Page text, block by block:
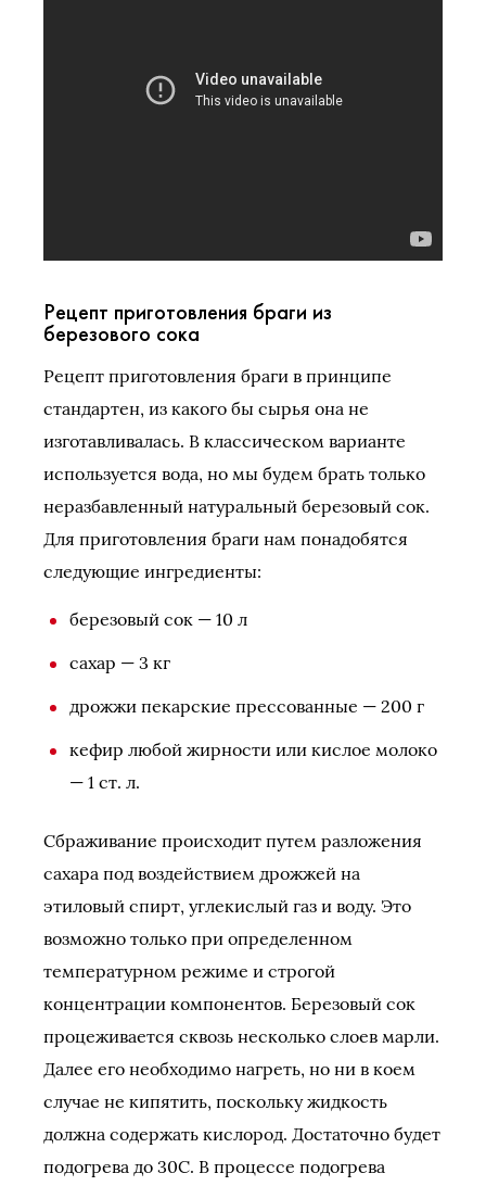
Рецепт приготовления браги из
березового сока
Рецепт приготовления браги в принципе
стандартен, из какого бы сырья она не
изготавливалась. В классическом варианте
используется вода, но мы будем брать только
неразбавленный натуральный березовый сок.
Для приготовления браги нам понадобятся
следующие ингредиенты:
березовый сок — 10 л
сахар — 3 кг
дрожжи пекарские прессованные — 200 г
кефир любой жирности или кислое молоко
— 1 ст. л.
Сбраживание происходит путем разложения
сахара под воздействием дрожжей на
этиловый спирт, углекислый газ и воду. Это
возможно только при определенном
температурном режиме и строгой
концентрации компонентов. Березовый сок
процеживается сквозь несколько слоев марли.
Далее его необходимо нагреть, но ни в коем
случае не кипятить, поскольку жидкость
должна содержать кислород. Достаточно будет
подогрева до 30С. В процессе подогрева